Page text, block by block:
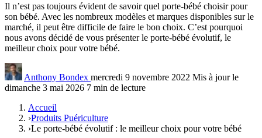
Il n’est pas toujours évident de savoir quel porte-bébé choisir pour
son bébé. Avec les nombreux modèles et marques disponibles sur le
marché, il peut être difficile de faire le bon choix. C’est pourquoi
nous avons décidé de vous présenter le porte-bébé évolutif, le
meilleur choix pour votre bébé.
Anthony Bondex mercredi 9 novembre 2022 Mis à jour le
dimanche 3 mai 2026 7 min de lecture
Accueil
›Produits Puériculture
›Le porte-bébé évolutif : le meilleur choix pour votre bébé